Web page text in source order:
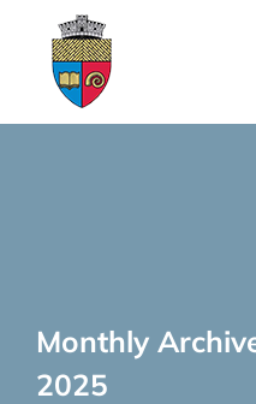
content
Monthly
2025